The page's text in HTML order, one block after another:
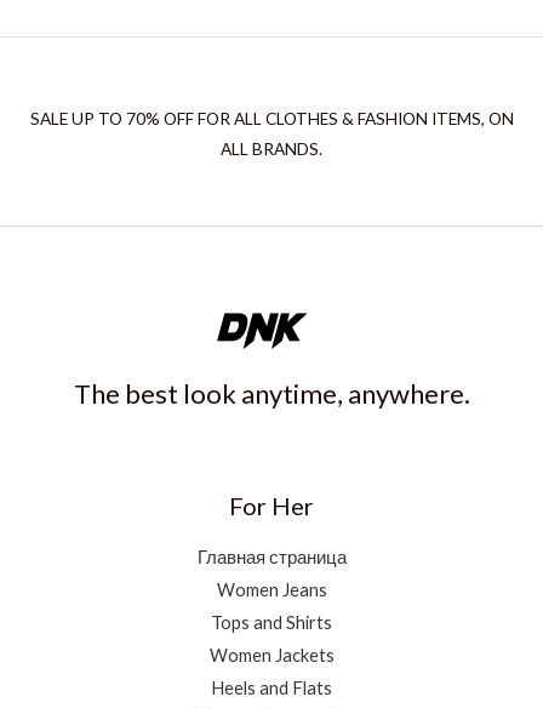
SALE UP TO 70% OFF FOR ALL CLOTHES & FASHION ITEMS, ON
ALL BRANDS.
The best look anytime, anywhere.
For Her
Главная страница
Women Jeans
Tops and Shirts
Women Jackets
Heels and Flats